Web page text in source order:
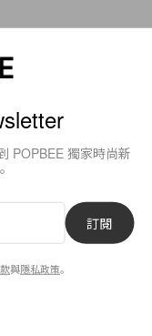
人節，我們收
人，我們自己買了什麼情
等到下個月的情人節你們
POPBEE 獨家時尚新
訂閱
與隱私政策。